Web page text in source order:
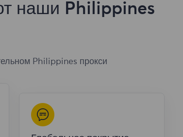
наши Philippines
Philippines прокси